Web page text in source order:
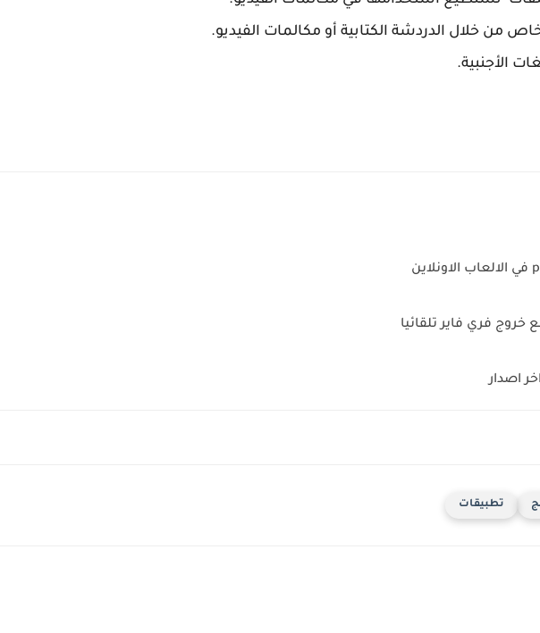
فري فاير تلقائيا
تطبيقات